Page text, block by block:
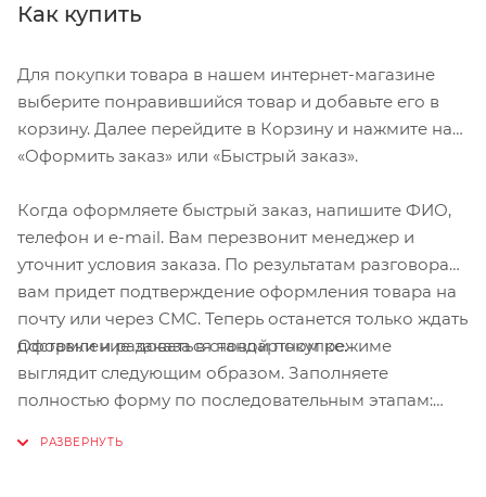
Как купить
Для покупки товара в нашем интернет-магазине
выберите понравившийся товар и добавьте его в
корзину. Далее перейдите в Корзину и нажмите на
«Оформить заказ» или «Быстрый заказ».
Когда оформляете быстрый заказ, напишите ФИО,
телефон и e-mail. Вам перезвонит менеджер и
уточнит условия заказа. По результатам разговора
вам придет подтверждение оформления товара на
почту или через СМС. Теперь останется только ждать
доставки и радоваться новой покупке.
Оформление заказа в стандартном режиме
выглядит следующим образом. Заполняете
полностью форму по последовательным этапам: